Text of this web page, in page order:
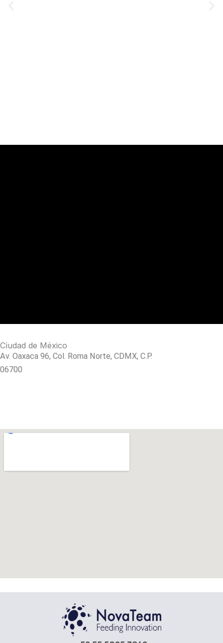
Ciudad de México
Av. Oaxaca 96, Col. Roma Norte, CDMX, C.P.
06700